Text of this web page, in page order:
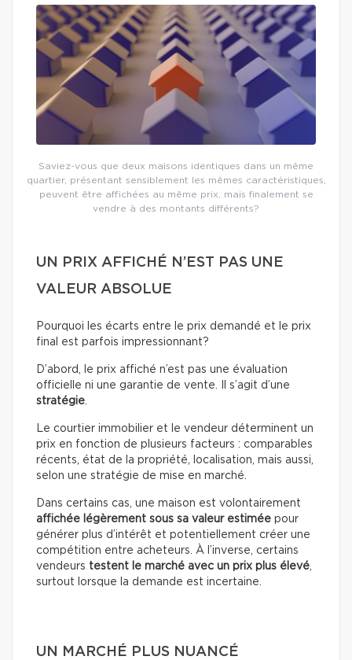
Saviez-vous que deux maisons identiques dans un même
quartier, présentant sensiblement les mêmes caractéristiques,
peuvent être affichées au même prix, mais finalement se
vendre à des montants différents?
UN PRIX AFFICHÉ N’EST PAS UNE
VALEUR ABSOLUE
Pourquoi les écarts entre le prix demandé et le prix
final est parfois impressionnant?
D’abord, le prix affiché n’est pas une évaluation
officielle ni une garantie de vente. Il s’agit d’une
stratégie.
Le courtier immobilier et le vendeur déterminent un
prix en fonction de plusieurs facteurs : comparables
récents, état de la propriété, localisation, mais aussi,
selon une stratégie de mise en marché.
Dans certains cas, une maison est volontairement
affichée légèrement sous sa valeur estimée pour
générer plus d’intérêt et potentiellement créer une
compétition entre acheteurs. À l’inverse, certains
vendeurs testent le marché avec un prix plus élevé,
surtout lorsque la demande est incertaine.
UN MARCHÉ PLUS NUANCÉ